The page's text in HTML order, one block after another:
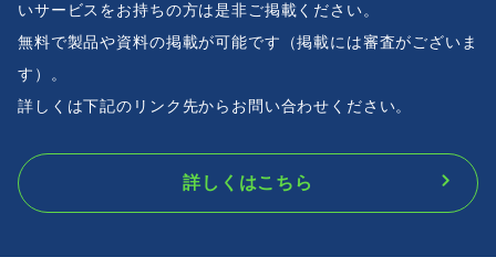
いサービスをお持ちの方は是非ご掲載ください。
無料で製品や資料の掲載が可能です（掲載には審査がございま
す）。
詳しくは下記のリンク先からお問い合わせください。
詳しくはこちら